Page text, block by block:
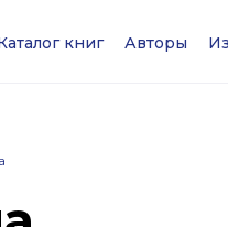
книг Авторы